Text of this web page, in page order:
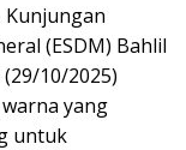
Kunjungan
(ESDM) Bahlil
10/2025)
yang
untuk